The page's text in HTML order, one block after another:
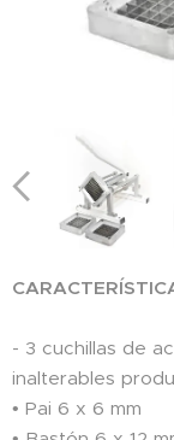
- 3 cuchillas de
inalterables
• Pai 6 x 6 mm